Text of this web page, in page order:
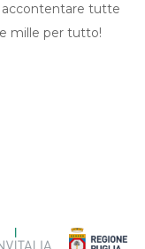
accontentare tutte
mille per tutto!